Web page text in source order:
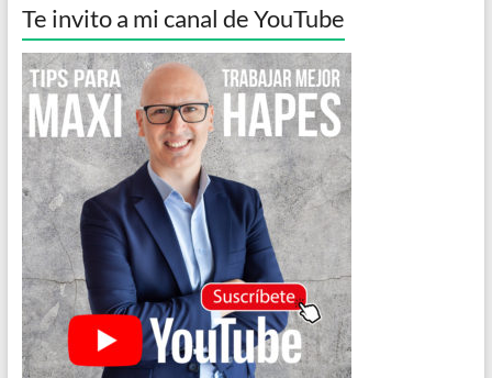
Te invito a mi canal de YouTube